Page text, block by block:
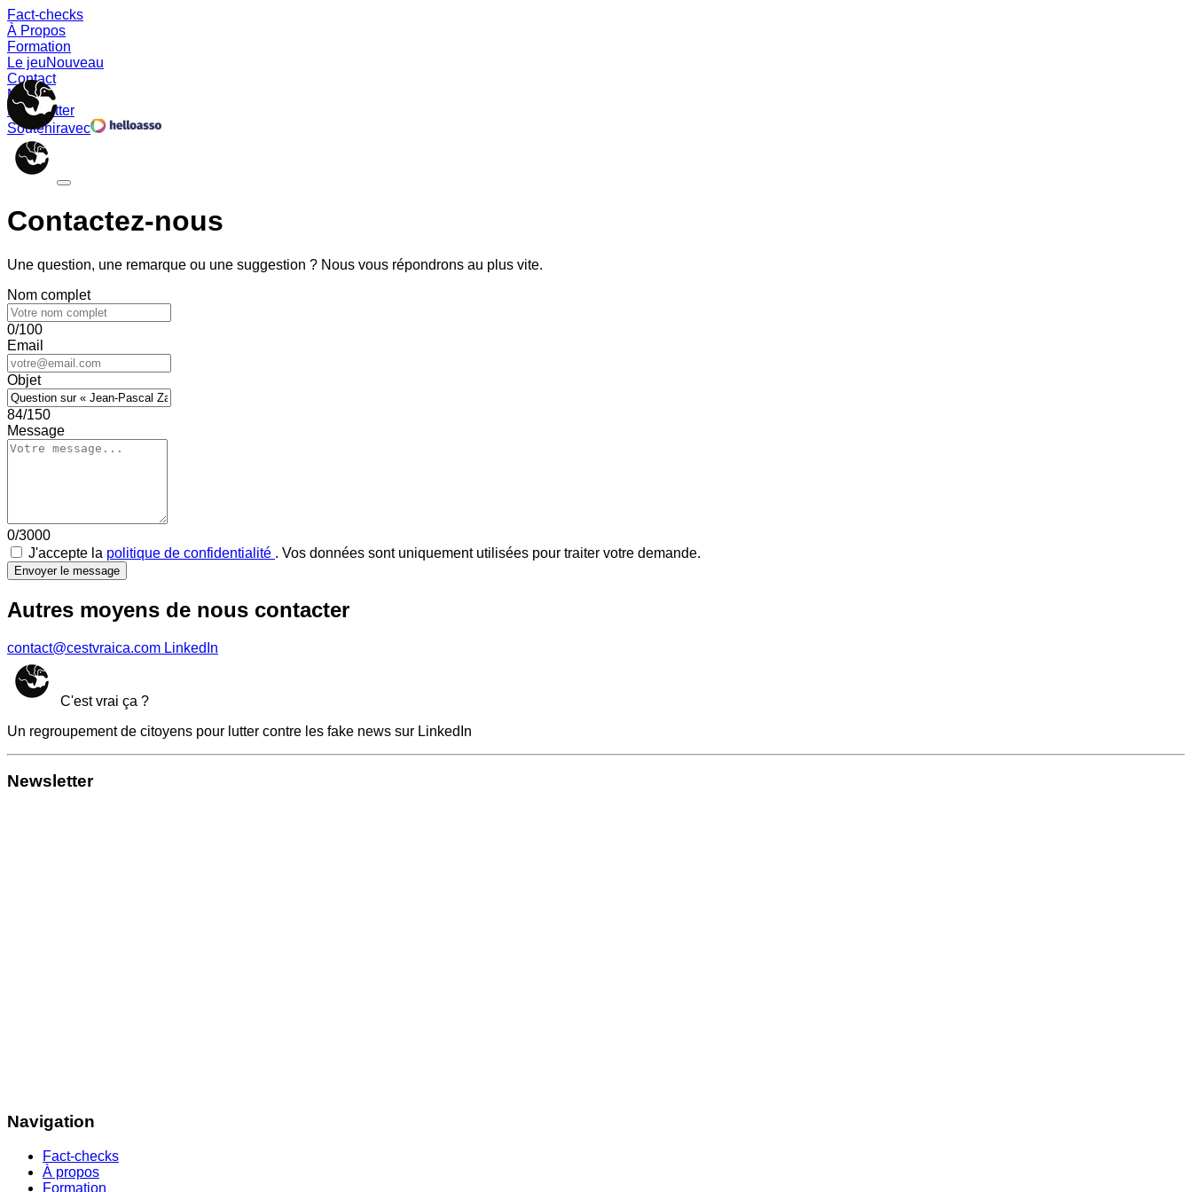
Fact-checks
À Propos
Formation
Le jeuNouveau
Contact
Memes
Newsletter
Souteniravec
Contactez-nous
Une question, une remarque ou une suggestion ? Nous vous répondrons au plus vite.
Nom complet
0/100
Email
Objet
84/150
Message
0/3000
J'accepte la politique de confidentialité . Vos données sont uniquement utilisées pour traiter votre demande.
Envoyer le message
Autres moyens de nous contacter
contact@cestvraica.com LinkedIn
C'est vrai ça ?
Un regroupement de citoyens pour lutter contre les fake news sur LinkedIn
Newsletter
Navigation
Fact-checks
À propos
Formation